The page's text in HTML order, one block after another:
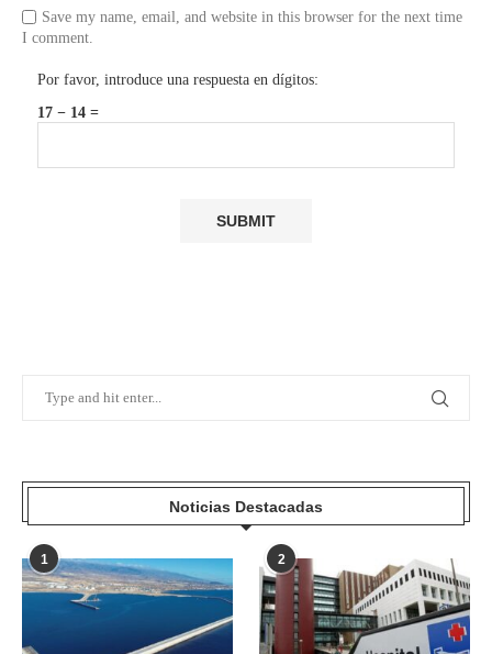
Save my name, email, and website in this browser for the next time
I comment.
Por favor, introduce una respuesta en dígitos:
17 − 14 =
Noticias Destacadas
1 2